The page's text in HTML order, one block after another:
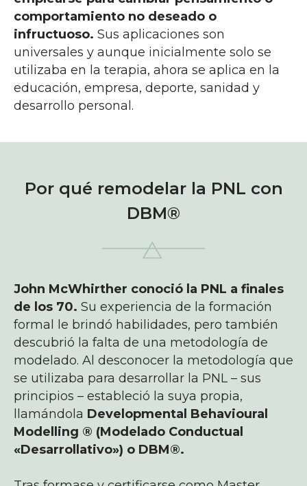
comportamiento no deseado o
infructuoso. Sus aplicaciones son
universales y aunque inicialmente solo se
utilizaba en la terapia, ahora se aplica en la
educación, empresa, deporte, sanidad y
desarrollo personal.
Por qué remodelar la PNL con
DBM®
John McWhirther conoció la PNL a finales
de los 70. Su experiencia de la formación
formal le brindó habilidades, pero también
descubrió la falta de una metodología de
modelado. Al desconocer la metodología que
se utilizaba para desarrollar la PNL – sus
principios – estableció la suya propia,
llamándola Developmental Behavioural
Modelling ® (Modelado Conductual
«Desarrollativo») o DBM®.